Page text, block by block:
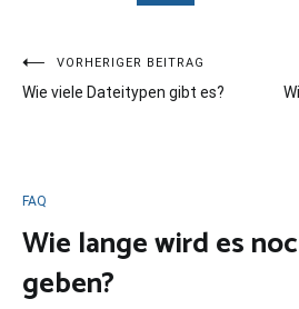
Beitragsnavigation
VORHERIGER BEITRAG
Wie viele Dateitypen gibt es?
FAQ
Wie lange wird es
geben?